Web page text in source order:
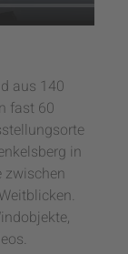
aus 140
fast 60
in
zwischen